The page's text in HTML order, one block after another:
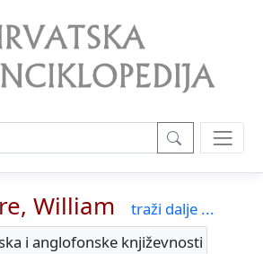
William
traži dalje ...
i anglofonske književnosti